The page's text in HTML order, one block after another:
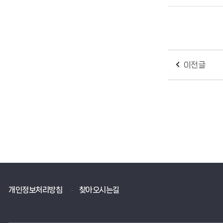
이전글
개인정보처리방침 찾아오시는길